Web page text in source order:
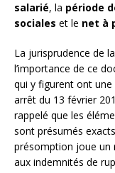
salarié, la période
sociales et le net à
La jurisprudence de la
l’importance de ce
qui y figurent ont
arrêt du 13 février
rappelé que les
sont présumés
présomption joue un
aux indemnités de